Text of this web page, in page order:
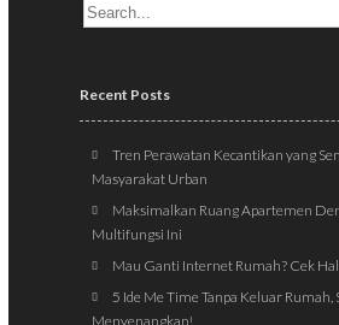
Recent Posts
Tren Perawatan Kecantikan yang
Masyarakat Urban
Maksimalkan Ruang Apartemen
Multifungsi Ini
Mau Ganti Internet Rumah? Cek
5 Ide Me Time Tanpa Keluar Rumah,
Menyenangkan!